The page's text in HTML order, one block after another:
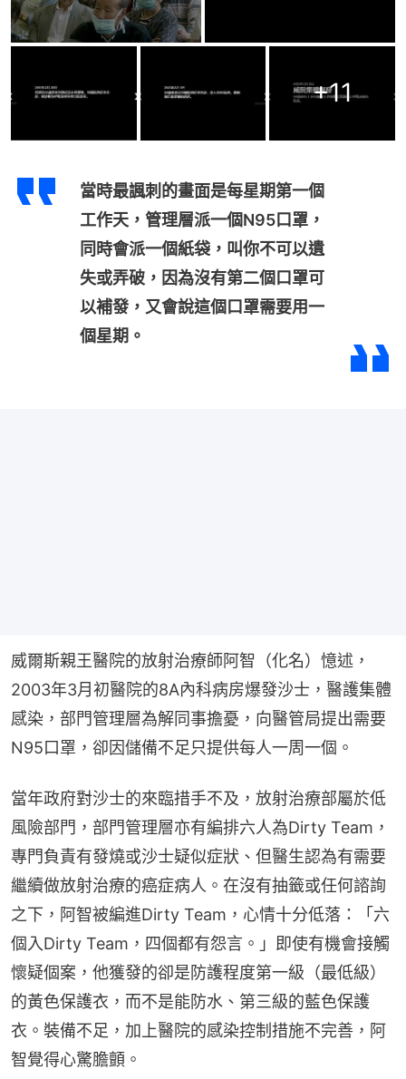
+11
當時最諷刺的畫面是每星期第一個
工作天，管理層派一個N95口罩，
同時會派一個紙袋，叫你不可以遺
失或弄破，因為沒有第二個口罩可
以補發，又會說這個口罩需要用一
個星期。
威爾斯親王醫院的放射治療師阿智（化名）憶述，
2003年3月初醫院的8A內科病房爆發沙士，醫護集體
感染，部門管理層為解同事擔憂，向醫管局提出需要
N95口罩，卻因儲備不足只提供每人一周一個。
當年政府對沙士的來臨措手不及，放射治療部屬於低
風險部門，部門管理層亦有編排六人為Dirty Team，
專門負責有發燒或沙士疑似症狀、但醫生認為有需要
繼續做放射治療的癌症病人。在沒有抽籤或任何諮詢
之下，阿智被編進Dirty Team，心情十分低落：「六
個入Dirty Team，四個都有怨言。」即使有機會接觸
懷疑個案，他獲發的卻是防護程度第一級（最低級）
的黃色保護衣，而不是能防水、第三級的藍色保護
衣。裝備不足，加上醫院的感染控制措施不完善，阿
智覺得心驚膽顫。